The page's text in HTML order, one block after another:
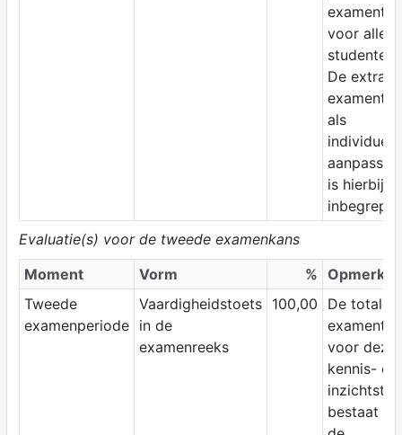
examentijd
voor alle
studenten.
De extra
examentijd
als
individuele
is hierbij
Evaluatie(s) voor de tweede examenkans
Moment
Vorm %
Tweede
examenperiode
Vaardigheidstoets
in de
examenreeks
100,00
De totale
examentijd
voor deze
kennis- en
bestaat uit